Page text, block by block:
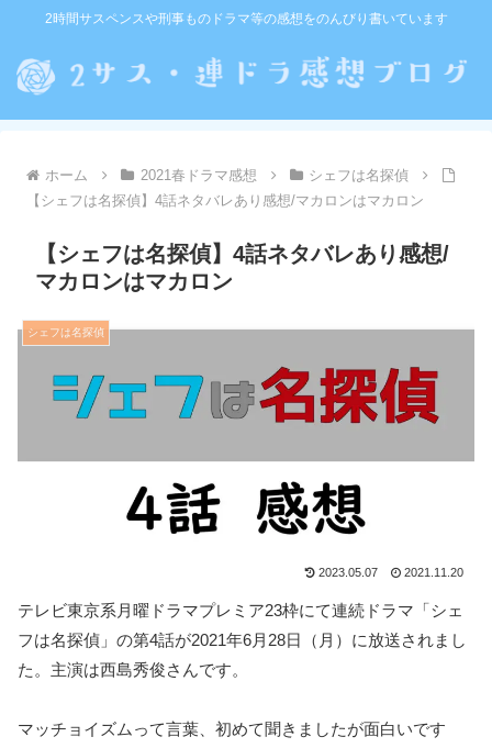
2時間サスペンスや刑事ものドラマ等の感想をのんびり書いています
ホーム 2021春ドラマ感想
シェフは名探偵
【シェフは名探偵】4話ネタバレあり感想/マカロンはマカロン
【シェフは名探偵】4話ネタバレあり感想/
マカロンはマカロン
シェフは名探偵
2023.05.07 2021.11.20
テレビ東京系月曜ドラマプレミア23枠にて連続ドラマ「シェ
フは名探偵」の第4話が2021年6月28日（月）に放送されまし
た。主演は西島秀俊さんです。
マッチョイズムって言葉、初めて聞きましたが面白いです